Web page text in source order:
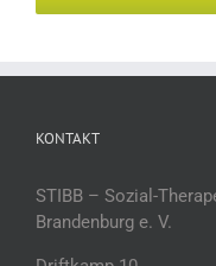
KONTAKT
STIBB – Sozial-
Brandenburg e. V.